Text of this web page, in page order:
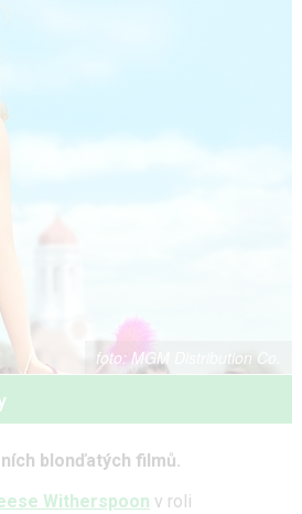
MGM Distribution Co.
blonďatých filmů.
Witherspoon v roli